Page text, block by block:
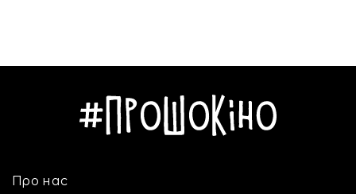
Про нас